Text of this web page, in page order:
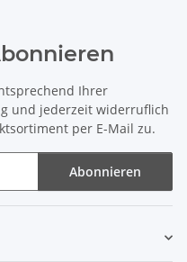
Ihrer
und jederzeit widerruflich
per E-Mail zu.
Abonnieren